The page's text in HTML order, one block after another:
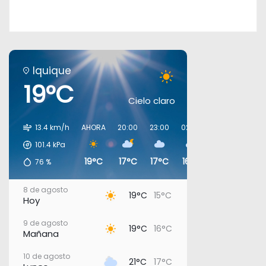
Iquique
19°C Cielo claro
13.4 km/h
101.4kPa
76 %
AHORA
19°C
20:00
17°C
23:00
17°C
02:00
16°C
8 de agosto
Hoy 19°C 15°C
9 de agosto
Mañana 19°C 16°C
10 de agosto 21°C 17°C